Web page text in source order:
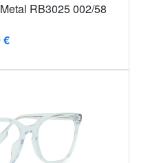
RB3025 002/58
€